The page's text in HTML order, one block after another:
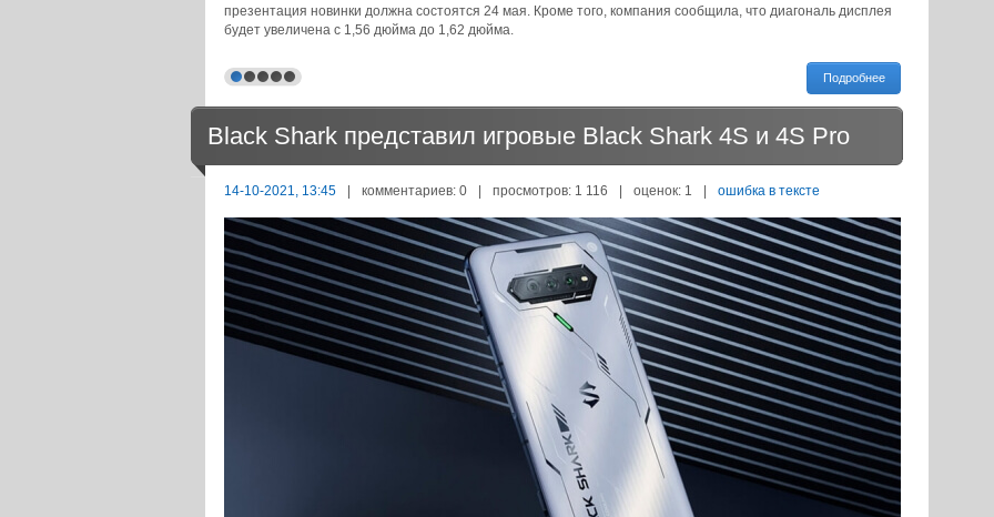
презентация новинки должна состоятся 24 мая. Кроме того, компания сообщила, что диагональ дисплея
будет увеличена с 1,56 дюйма до 1,62 дюйма.
Подробнее
Black Shark представил игровые Black Shark 4S и 4S Pro
14-10-2021, 13:45 | комментариев: 0 | просмотров: 1 116 | оценок: 1 | ошибка в тексте